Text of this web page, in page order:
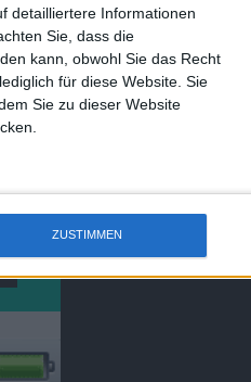
detailliertere Informationen
Sie, dass die
kann, obwohl Sie das Recht
für diese Website. Sie
Sie zu dieser Website
ZUSTIMMEN